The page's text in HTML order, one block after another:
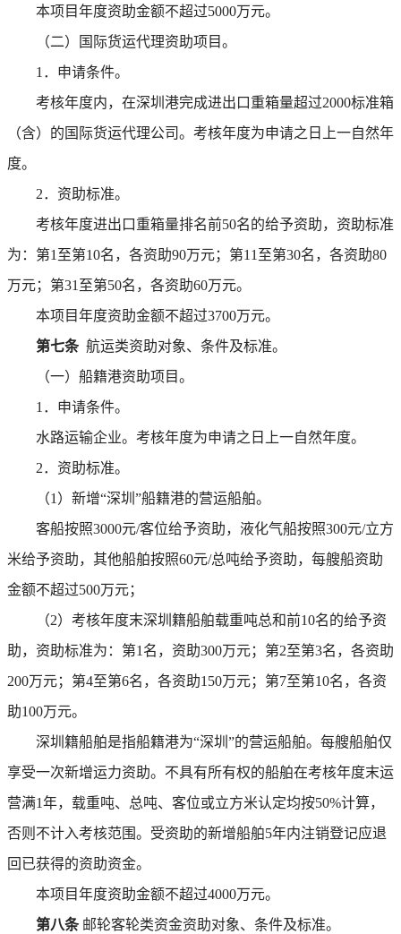
本项目年度资助金额不超过5000万元。
（二）国际货运代理资助项目。
1．申请条件。
考核年度内，在深圳港完成进出口重箱量超过2000标准箱
（含）的国际货运代理公司。考核年度为申请之日上一自然年
度。
2．资助标准。
考核年度进出口重箱量排名前50名的给予资助，资助标准
为：第1至第10名，各资助90万元；第11至第30名，各资助80
万元；第31至第50名，各资助60万元。
本项目年度资助金额不超过3700万元。
第七条航运类资助对象、条件及标准。
（一）船籍港资助项目。
1．申请条件。
水路运输企业。考核年度为申请之日上一自然年度。
2．资助标准。
（1）新增“深圳”船籍港的营运船舶。
客船按照3000元/客位给予资助，液化气船按照300元/立方
米给予资助，其他船舶按照60元/总吨给予资助，每艘船资助
金额不超过500万元；
（2）考核年度末深圳籍船舶载重吨总和前10名的给予资
助，资助标准为：第1名，资助300万元；第2至第3名，各资助
200万元；第4至第6名，各资助150万元；第7至第10名，各资
助100万元。
深圳籍船舶是指船籍港为“深圳”的营运船舶。每艘船舶仅
享受一次新增运力资助。不具有所有权的船舶在考核年度末运
营满1年，载重吨、总吨、客位或立方米认定均按50%计算，
否则不计入考核范围。受资助的新增船舶5年内注销登记应退
回已获得的资助资金。
本项目年度资助金额不超过4000万元。
第八条 邮轮客轮类资金资助对象、条件及标准。